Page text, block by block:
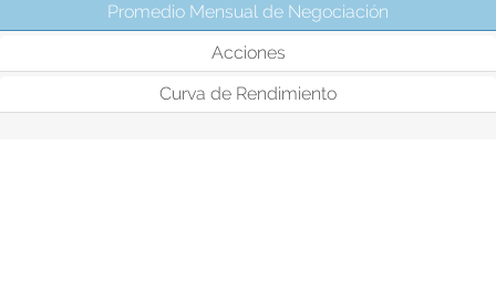
Promedio Mensual de Negociación
Acciones
Curva de Rendimiento